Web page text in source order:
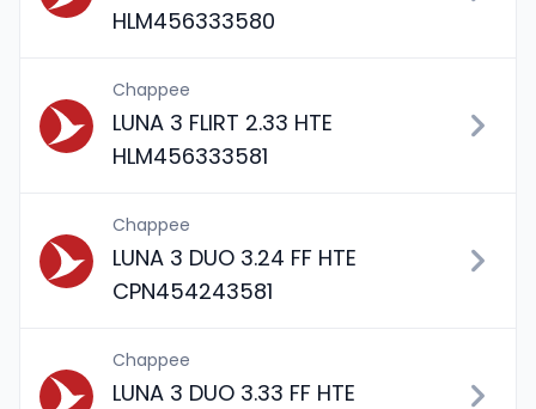
HLM456333580
Chappee
LUNA 3 FLIRT 2.33 HTE
HLM456333581
Chappee
LUNA 3 DUO 3.24 FF HTE
CPN454243581
Chappee
LUNA 3 DUO 3.33 FF HTE